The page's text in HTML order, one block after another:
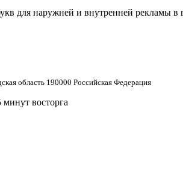
для наружней и внутренней рекламы в
область 190000 Российская Федерация
восторга